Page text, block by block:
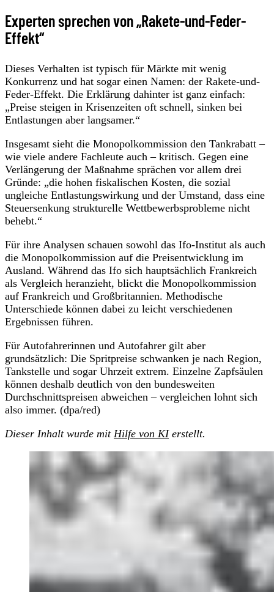
Experten sprechen von „Rakete-und-Feder-
Effekt“
Dieses Verhalten ist typisch für Märkte mit wenig
Konkurrenz und hat sogar einen Namen: der Rakete-und-
Feder-Effekt. Die Erklärung dahinter ist ganz einfach:
„Preise steigen in Krisenzeiten oft schnell, sinken bei
Entlastungen aber langsamer.“
Insgesamt sieht die Monopolkommission den Tankrabatt –
wie viele andere Fachleute auch – kritisch. Gegen eine
Verlängerung der Maßnahme sprächen vor allem drei
Gründe: „die hohen fiskalischen Kosten, die sozial
ungleiche Entlastungswirkung und der Umstand, dass eine
Steuersenkung strukturelle Wettbewerbsprobleme nicht
behebt.“
Für ihre Analysen schauen sowohl das Ifo-Institut als auch
die Monopolkommission auf die Preisentwicklung im
Ausland. Während das Ifo sich hauptsächlich Frankreich
als Vergleich heranzieht, blickt die Monopolkommission
auf Frankreich und Großbritannien. Methodische
Unterschiede können dabei zu leicht verschiedenen
Ergebnissen führen.
Für Autofahrerinnen und Autofahrer gilt aber
grundsätzlich: Die Spritpreise schwanken je nach Region,
Tankstelle und sogar Uhrzeit extrem. Einzelne Zapfsäulen
können deshalb deutlich von den bundesweiten
Durchschnittspreisen abweichen – vergleichen lohnt sich
also immer. (dpa/red)
Dieser Inhalt wurde mit Hilfe von KIerstellt.